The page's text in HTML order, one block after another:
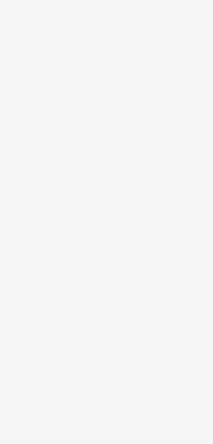
của người mắc
tra và điều
dày. Ngoài các
được nội soi và